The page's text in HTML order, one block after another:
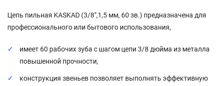
Цепь пильная KASKAD (3/8",1,5 мм, 60 зв.) предназначена для
профессионального или бытового использования,
имеет 60 рабочих зуба с шагом цепи 3/8 дюйма из металла
повышенной прочности,
конструкция звеньев позволяет выполнять эффективную